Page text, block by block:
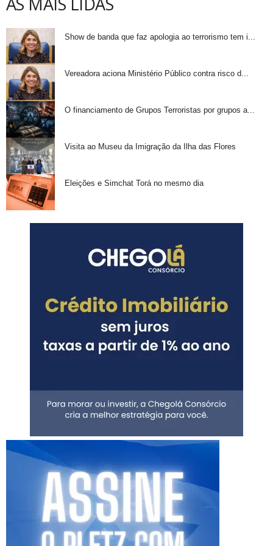
Show de banda que faz apologia ao terrorismo tem i...
Vereadora aciona Ministério Público contra risco d...
O financiamento de Grupos Terroristas por grupos a...
Visita ao Museu da Imigração da Ilha das Flores
Eleições e Simchat Torá no mesmo dia